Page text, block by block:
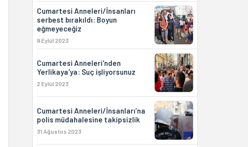
Cumartesi Anneleri/İnsanları
serbest bırakıldı: Boyun
eğmeyeceğiz
9 Eylül 2023
Cumartesi Anneleri'nden
Yerlikaya'ya: Suç işliyorsunuz
2 Eylül 2023
Cumartesi Anneleri/İnsanları’na
polis müdahalesine takipsizlik
31 Ağustos 2023